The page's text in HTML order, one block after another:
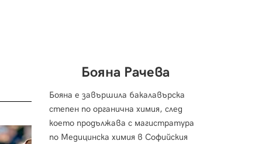
Бояна Рачева
Бояна е завършила бакалавърска
степен по органична химия, след
което продължава с магистратура
по Медицинска химия в Софийския